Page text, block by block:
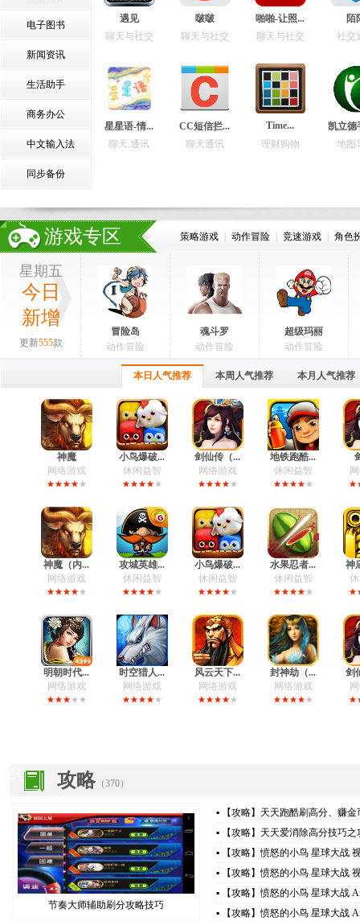
电子图书
新闻资讯
生活助手
商务办公
中文输入法
同步备份
遇见
聊天与社交
啵啵
聊天与社交
啪啪-让照...
聊天与社交
陌
社交
星星语-情...
聊天.通讯
CC短信拦...
聊天通讯
Time...
理财购物
凯立德
地图
游戏专区 策略游戏 动作冒险 竞速游戏 角色
星期五
今日
新增
更新555款
冒险岛
动作冒险
魂斗罗
动作冒险
超级玛丽
动作冒险
本日人气推荐 本周人气推荐 本月人气推荐
神魔
网络游戏
小鸟爆破...
休闲益智
剑仙传（...
网络游戏
地铁跑酷...
休闲益智
神魔（内...
网络游戏
攻城英雄...
休闲益智
小鸟爆破...
休闲益智
水果忍者...
休闲益智
神
明朝时代...
网络游戏
时空猎人...
网络游戏
风云天下...
网络游戏
封神劫（...
网络游戏
剑
攻略（370）
节奏大师辅助刷分攻略技巧
▪ 【攻略】 天天跑酷刷高分、赚金
▪ 【攻略】 天天爱消除高分技巧之
▪ 【攻略】愤怒的小鸟 星球大战
▪ 【攻略】愤怒的小鸟 星球大战
▪ 【攻略】愤怒的小鸟 星球大战
▪ 【攻略】愤怒的小鸟 星球大战